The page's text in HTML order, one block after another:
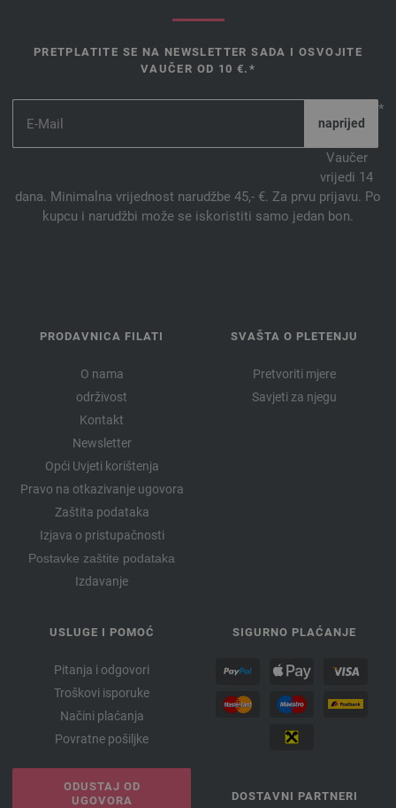
PRETPLATITE SE NA NEWSLETTER SADA I OSVOJITE
VAUČER OD 10 €.*
*
Vaučer
vrijedi 14
dana. Minimalna vrijednost narudžbe 45,- €. Za prvu prijavu. Po
kupcu i narudžbi može se iskoristiti samo jedan bon.
PRODAVNICA FILATI
O nama
održivost
Kontakt
Newsletter
Opći Uvjeti korištenja
Pravo na otkazivanje ugovora
Zaštita podataka
Izjava o pristupačnosti
Postavke zaštite podataka
Izdavanje
SVAŠTA O PLETENJU
Pretvoriti mjere
Savjeti za njegu
USLUGE I POMOĆ
Pitanja i odgovori
Troškovi isporuke
Načini plaćanja
Povratne pošiljke
ODUSTAJ OD
UGOVORA
SIGURNO PLAĆANJE
DOSTAVNI PARTNERI